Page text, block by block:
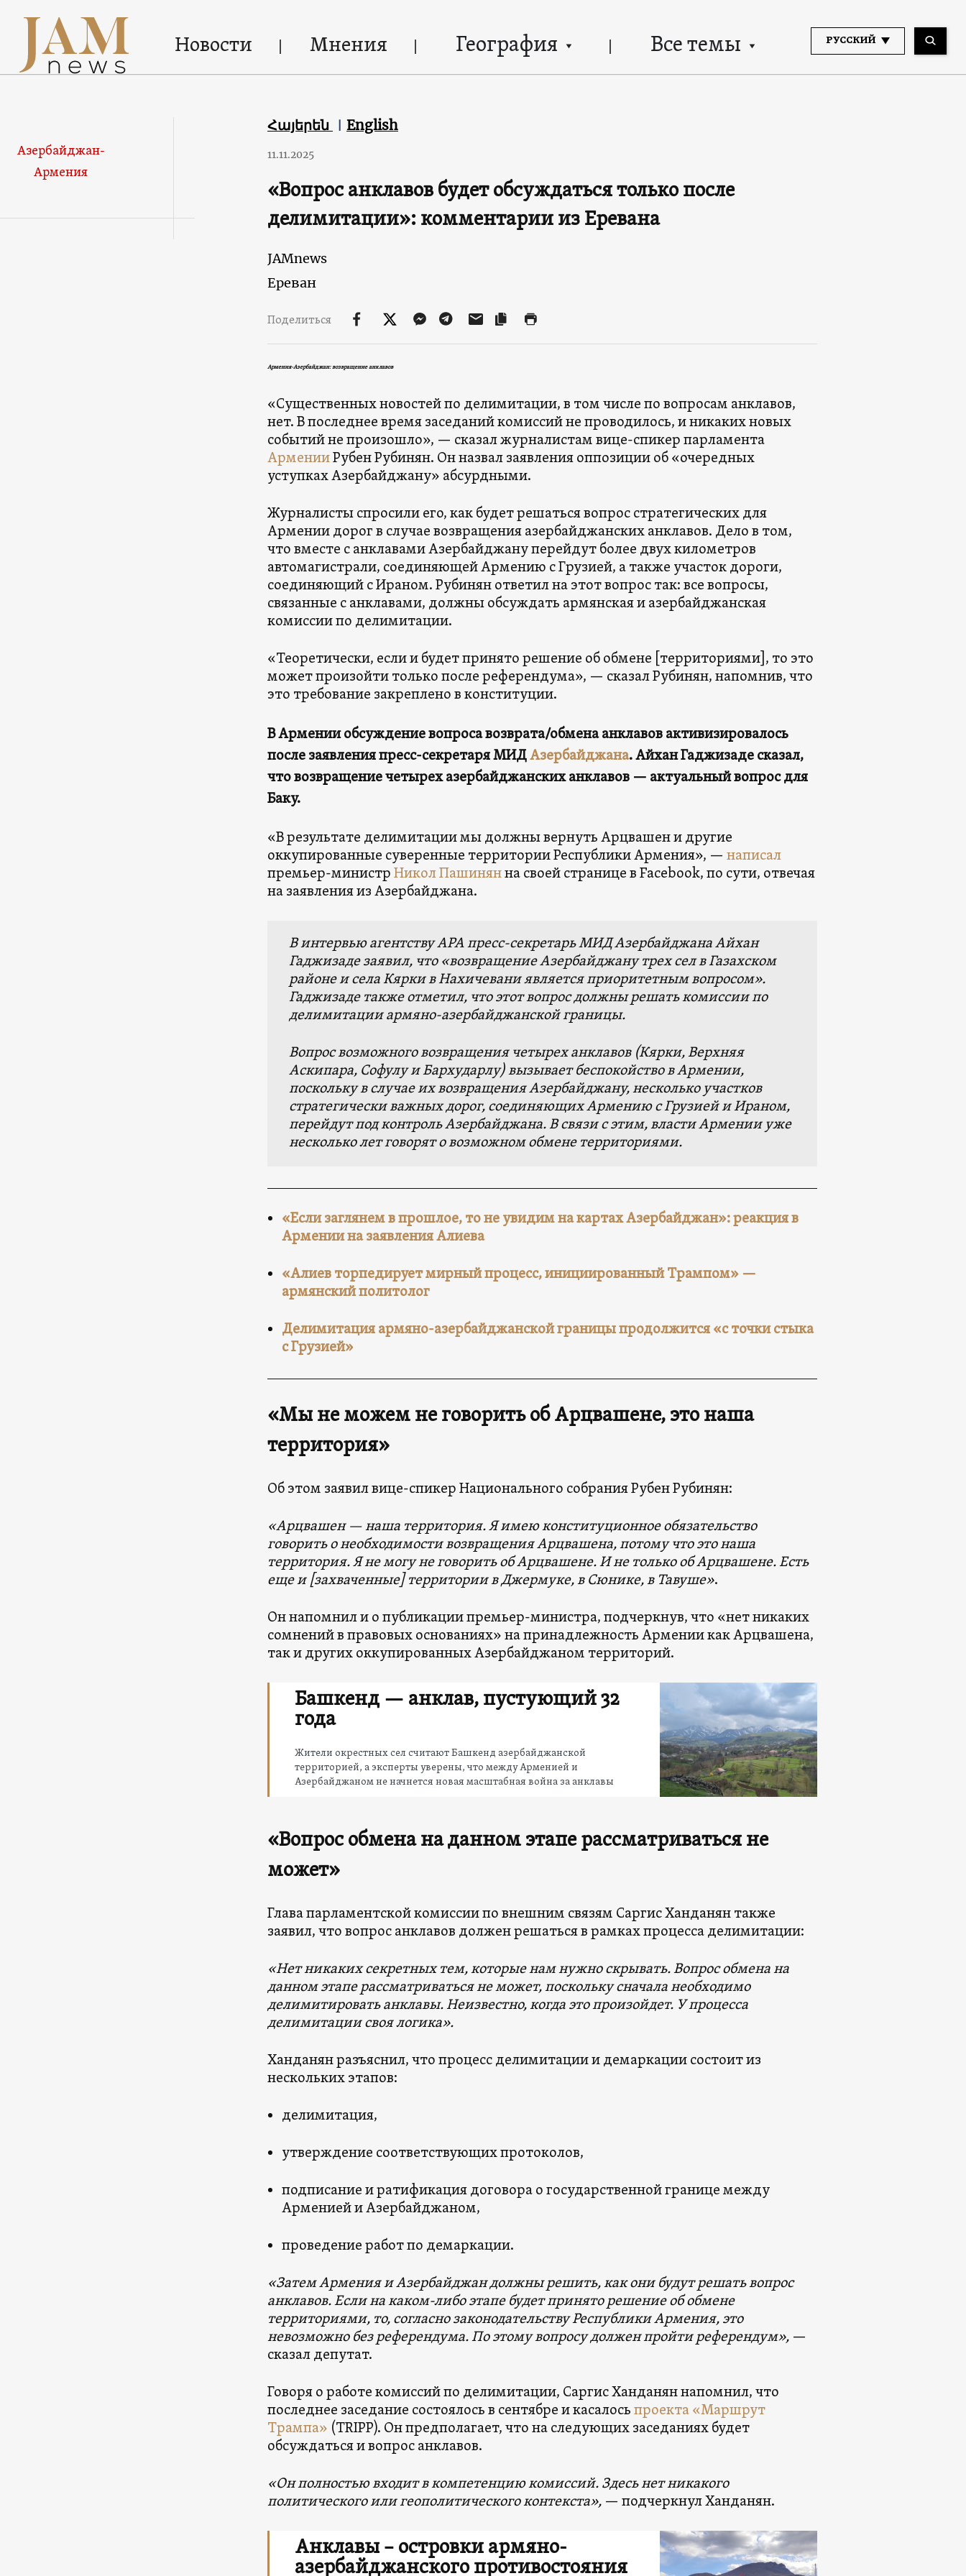
Новости Мнения География Все темы РУССКИЙ
Азербайджан-
Армения
Հայերեն English
11.11.2025
«Вопрос анклавов будет обсуждаться только после
делимитации»: комментарии из Еревана
JAMnews
Ереван
Поделиться
Армения-Азербайджан: возвращение анклавов
«Существенных новостей по делимитации, в том числе по вопросам анклавов,
нет. В последнее время заседаний комиссий не проводилось, и никаких новых
событий не произошло», — сказал журналистам вице-спикер парламента
АрменииРубен Рубинян. Он назвал заявления оппозиции об «очередных
уступках Азербайджану» абсурдными.
Журналисты спросили его, как будет решаться вопрос стратегических для
Армении дорог в случае возвращения азербайджанских анклавов. Дело в том,
что вместе с анклавами Азербайджану перейдут более двух километров
автомагистрали, соединяющей Армению с Грузией, а также участок дороги,
соединяющий с Ираном. Рубинян ответил на этот вопрос так: все вопросы,
связанные с анклавами, должны обсуждать армянская и азербайджанская
комиссии по делимитации.
«Теоретически, если и будет принято решение об обмене [территориями], то это
может произойти только после референдума», — сказал Рубинян, напомнив, что
это требование закреплено в конституции.
В Армении обсуждение вопроса возврата/обмена анклавов активизировалось
после заявления пресс-секретаря МИДАзербайджана. Айхан Гаджизаде сказал,
что возвращение четырех азербайджанских анклавов — актуальный вопрос для
Баку.
«В результате делимитации мы должны вернуть Арцвашен и другие
оккупированные суверенные территории Республики Армения», — написал
премьер-министрНикол Пашинянна своей странице в Facebook, по сути, отвечая
на заявления из Азербайджана.
В интервью агентству APA пресс-секретарь МИД Азербайджана Айхан
Гаджизаде заявил, что «возвращение Азербайджану трех сел в Газахском
районе и села Кярки в Нахичевани является приоритетным вопросом».
Гаджизаде также отметил, что этот вопрос должны решать комиссии по
делимитации армяно-азербайджанской границы.
Вопрос возможного возвращения четырех анклавов (Кярки, Верхняя
Аскипара, Софулу и Бархударлу) вызывает беспокойство в Армении,
поскольку в случае их возвращения Азербайджану, несколько участков
стратегически важных дорог, соединяющих Армению с Грузией и Ираном,
перейдут под контроль Азербайджана. В связи с этим, власти Армении уже
несколько лет говорят о возможном обмене территориями.
«Если заглянем в прошлое, то не увидим на картах Азербайджан»: реакция в
Армении на заявления Алиева
«Алиев торпедирует мирный процесс, инициированный Трампом» —
армянский политолог
Делимитация армяно-азербайджанской границы продолжится «с точки стыка
с Грузией»
«Мы не можем не говорить об Арцвашене, это наша
территория»
Об этом заявил вице-спикер Национального собрания Рубен Рубинян:
«Арцвашен — наша территория. Я имею конституционное обязательство
говорить о необходимости возвращения Арцвашена, потому что это наша
территория. Я не могу не говорить об Арцвашене. И не только об Арцвашене. Есть
еще и [захваченные] территории в Джермуке, в Сюнике, в Тавуше».
Он напомнил и о публикации премьер-министра, подчеркнув, что «нет никаких
сомнений в правовых основаниях» на принадлежность Армении как Арцвашена,
так и других оккупированных Азербайджаном территорий.
Башкенд — анклав, пустующий 32
года
Жители окрестных сел считают Башкенд азербайджанской
территорией, а эксперты уверены, что между Арменией и
Азербайджаном не начнется новая масштабная война за анклавы
«Вопрос обмена на данном этапе рассматриваться не
может»
Глава парламентской комиссии по внешним связям Саргис Ханданян также
заявил, что вопрос анклавов должен решаться в рамках процесса делимитации:
«Нет никаких секретных тем, которые нам нужно скрывать. Вопрос обмена на
данном этапе рассматриваться не может, поскольку сначала необходимо
делимитировать анклавы. Неизвестно, когда это произойдет. У процесса
делимитации своя логика».
Ханданян разъяснил, что процесс делимитации и демаркации состоит из
нескольких этапов:
делимитация,
утверждение соответствующих протоколов,
подписание и ратификация договора о государственной границе между
Арменией и Азербайджаном,
проведение работ по демаркации.
«Затем Армения и Азербайджан должны решить, как они будут решать вопрос
анклавов. Если на каком-либо этапе будет принято решение об обмене
территориями, то, согласно законодательству Республики Армения, это
невозможно без референдума. По этому вопросу должен пройти референдум», —
сказал депутат.
Говоря о работе комиссий по делимитации, Саргис Ханданян напомнил, что
последнее заседание состоялось в сентябре и касалосьпроекта «Маршрут
Трампа» (TRIPP). Он предполагает, что на следующих заседаниях будет
обсуждаться и вопрос анклавов.
«Он полностью входит в компетенцию комиссий. Здесь нет никакого
политического или геополитического контекста», — подчеркнул Ханданян.
Анклавы – островки армяно-
азербайджанского противостояния